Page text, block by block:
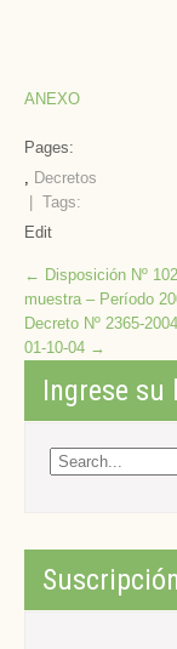
ANEXO
Pages:
, Decretos
| Tags:
Edit
Post
navigation
← Disposición Nº
muestra – Período
Decreto Nº 2365-
01-10-04 →
Ingrese su